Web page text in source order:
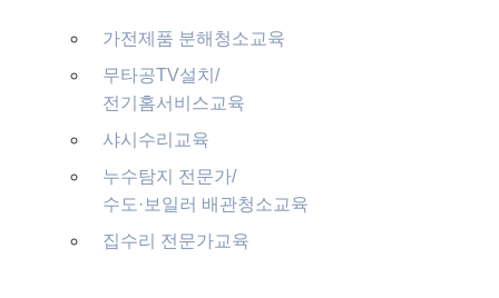
가전제품 분해청소교육
무타공TV설치 /
전기홈서비스교육
샤시수리교육
누수탐지 전문가/
수도·보일러 배관청소교육
집수리 전문가교육